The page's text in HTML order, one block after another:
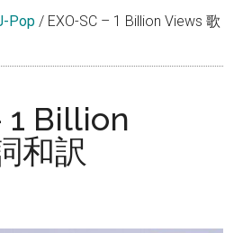
Pop / EXO-SC – 1 Billion Views 歌
1 Billion
和訳